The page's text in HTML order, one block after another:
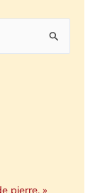
pierre. »